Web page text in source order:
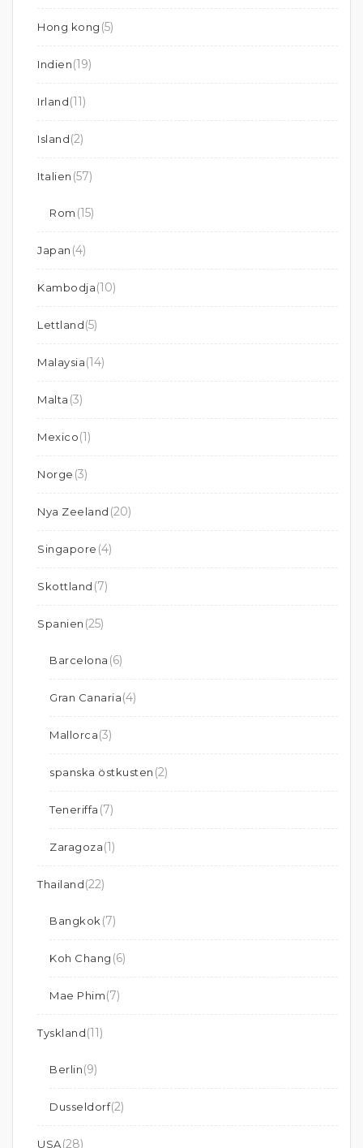
Hong kong (5)
Indien(19)
Irland(11)
Island(2)
Italien (57)
Rom (15)
Japan (4)
Kambodja(10)
Lettland(5)
Malaysia(14)
Malta (3)
Mexico(1)
Norge (3)
Nya Zeeland (20)
Singapore (4)
Skottland (7)
Spanien (25)
Barcelona (6)
Gran Canaria(4)
Mallorca(3)
spanska östkusten (2)
Teneriffa (7)
Zaragoza(1)
Thailand(22)
Bangkok(7)
Koh Chang (6)
Mae Phim(7)
Tyskland(11)
Berlin(9)
Dusseldorf(2)
USA(28)